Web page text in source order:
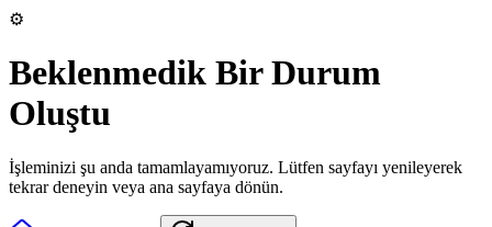
⚙️
Beklenmedik Bir Durum
Oluştu
İşleminizi şu anda tamamlayamıyoruz. Lütfen sayfayı yenileyerek
tekrar deneyin veya ana sayfaya dönün.